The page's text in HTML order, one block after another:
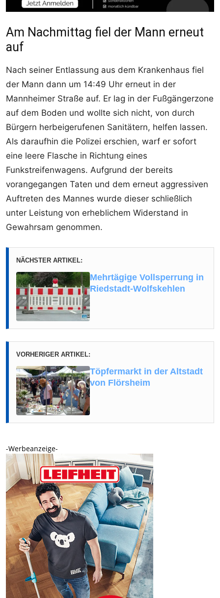
Am Nachmittag fiel der Mann erneut
auf
Nach seiner Entlassung aus dem Krankenhaus fiel
der Mann dann um 14:49 Uhr erneut in der
Mannheimer Straße auf. Er lag in der Fußgängerzone
auf dem Boden und wollte sich nicht, von durch
Bürgern herbeigerufenen Sanitätern, helfen lassen.
Als daraufhin die Polizei erschien, warf er sofort
eine leere Flasche in Richtung eines
Funkstreifenwagens. Aufgrund der bereits
vorangegangen Taten und dem erneut aggressiven
Auftreten des Mannes wurde dieser schließlich
unter Leistung von erheblichem Widerstand in
Gewahrsam genommen.
NÄCHSTER ARTIKEL:
Mehrtägige Vollsperrung in
Riedstadt-Wolfskehlen
VORHERIGER ARTIKEL:
Töpfermarkt in der Altstadt
von Flörsheim
-Werbeanzeige-